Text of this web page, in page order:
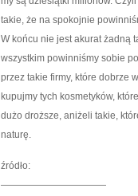
takie, że na spokojnie
W końcu nie jest akurat żadną
wszystkim powinniśmy sobie
przez takie firmy, które dobrze
kupujmy tych kosmetyków,
dużo droższe, aniżeli takie,
naturę.
źródło:
———————————